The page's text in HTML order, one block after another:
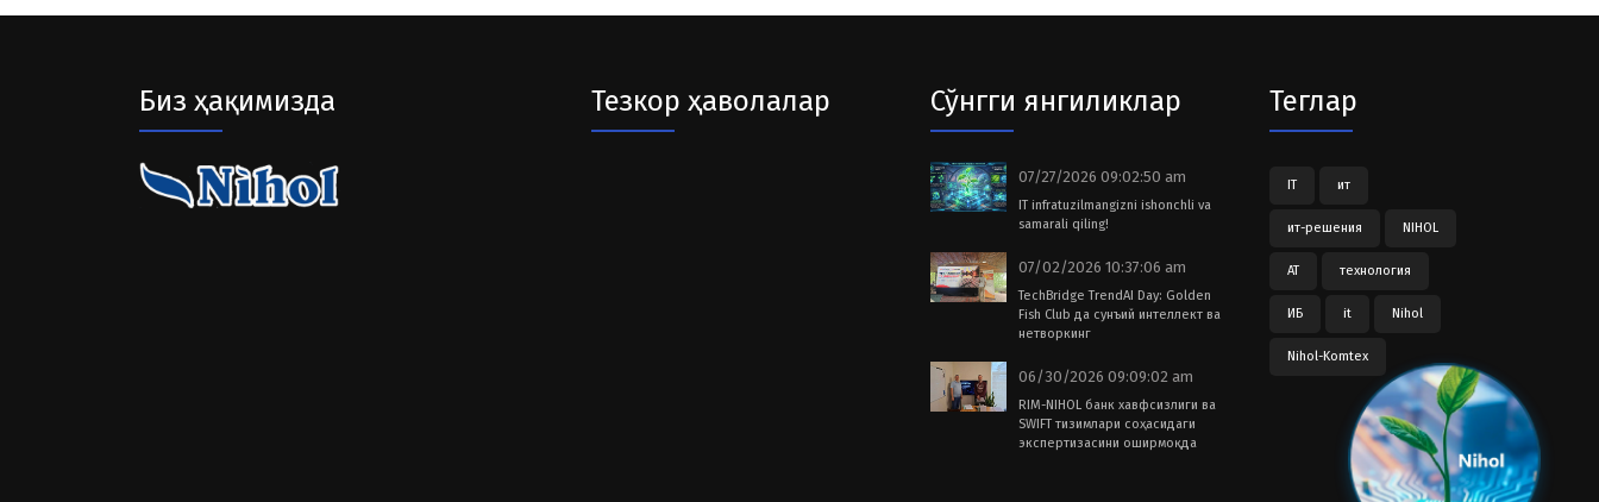
Биз ҳақимизда Тезкор ҳаволалар Сўнгги янгиликлар
07/27/2026 09:02:50 am
IT infratuzilmangizni ishonchli va
samarali qiling!
07/02/2026 10:37:06 am
TechBridge TrendAI Day: Golden
Fish Club да сунъий интеллект ва
нетворкинг
06/30/2026 09:09:02 am
RIM-NIHOL банк хавфсизлиги ва
SWIFT тизимлари соҳасидаги
экспертизасини оширмоқда
Теглар
IT ит
ит-решения NIHOL
АТ технология
ИБ it Nihol
Nihol-Komtex